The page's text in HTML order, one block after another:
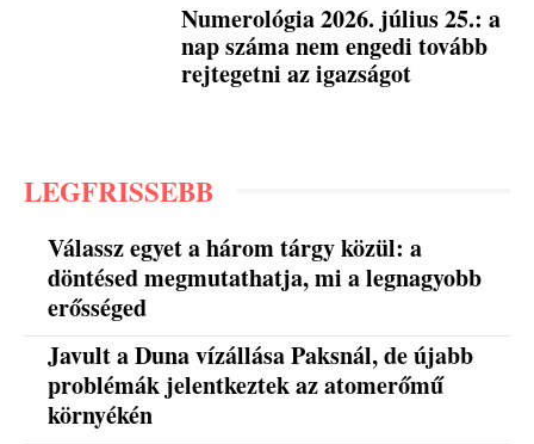
Numerológia 2026. július 25.: a
nap száma nem engedi tovább
rejtegetni az igazságot
LEGFRISSEBB
Válassz egyet a három tárgy közül: a
döntésed megmutathatja, mi a legnagyobb
erősséged
Javult a Duna vízállása Paksnál, de újabb
problémák jelentkeztek az atomerőmű
környékén